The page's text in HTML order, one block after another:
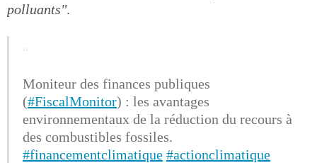
polluants".
Moniteur des finances publiques
(#FiscalMonitor) : les avantages
environnementaux de la réduction du recours à
des combustibles fossiles.
#financementclimatique #actionclimatique